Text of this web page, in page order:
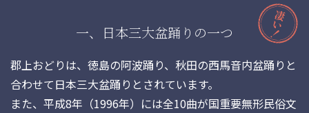
一、日本三大盆踊りの一つ
郡上おどりは、徳島の阿波踊り、秋田の西馬音内盆踊りと
合わせて日本三大盆踊りとされています。
また、平成8年（1996年）には全10曲が国重要無形民俗文